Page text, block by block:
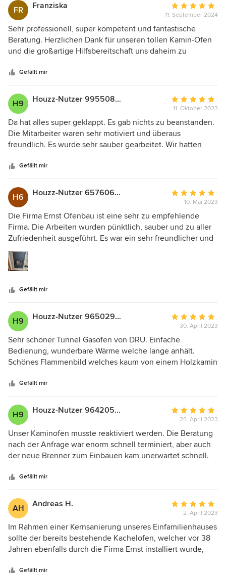
FR Franziska
Bewertung:
5
von
5
11. September 2024
Sehr professionell, super kompetent und fantastische
Beratung. Herzlichen Dank für unseren tollen Kamin-Ofen
und die großartige Hilfsbereitschaft uns daheim zu
hinzubekommen. Seit dem klappt's!
Gefällt mir
H9 Houzz-Nutzer 995508837
Bewertung:
5
von
5
11. Oktober 2023
Da hat alles super geklappt. Es gab nichts zu beanstanden.
Die Mitarbeiter waren sehr motiviert und überaus
freundlich. Es wurde sehr sauber gearbeitet. Wir hatten
bestens! Werden wir gerne weiter empfehlen. Wir freuen
uns schon auf den Winter, wenn wir die angenehme Wärme
unseres Kamins genießen dürfen.
Gefällt mir
H6 Houzz-Nutzer 657606581
Bewertung:
5
von
5
10. Mai 2023
Die Firma Ernst Ofenbau ist eine sehr zu empfehlende
Firma. Die Arbeiten wurden pünktlich, sauber und zu aller
Zufriedenheit ausgeführt. Es war ein sehr freundlicher und
kompetenter Mitarbeiter bei uns.
Gefällt mir
H9 Houzz-Nutzer 965029059
Bewertung:
5
von
5
30. April 2023
Sehr schöner Tunnel Gasofen von DRU. Einfache
Bedienung, wunderbare Wärme welche lange anhält.
Schönes Flammenbild welches kaum von einem Holzkamin
Gefällt mir
H9 Houzz-Nutzer 964205534
Bewertung:
5
von
5
25. April 2023
Unser Kaminofen musste reaktiviert werden. Die Beratung
nach der Anfrage war enorm schnell terminiert, aber auch
der neue Brenner zum Einbauen kam unerwartet schnell.
durch das Team Ernst war völlig problemlos und richtig
sauber ( bei einem Kaminofen!) . Wir haben uns richtig
gefreut wie problemlos und schnell alles ging. Richtig guter
Job.
Gefällt mir
AH Andreas H.
Bewertung:
5
von
5
2. April 2023
Im Rahmen einer Kernsanierung unseres Einfamilienhauses
sollte der bereits bestehende Kachelofen, welcher vor 38
Jahren ebenfalls durch die Firma Ernst installiert wurde,
Gefällt mir